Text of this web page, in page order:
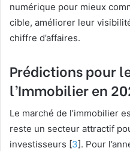
numérique pour mieux
cible, améliorer leur
chiffre d’affaires.
Prédictions pour
l’Immobilier en
Le marché de l’immobilier
reste un secteur attractif
investisseurs [3]. Pour